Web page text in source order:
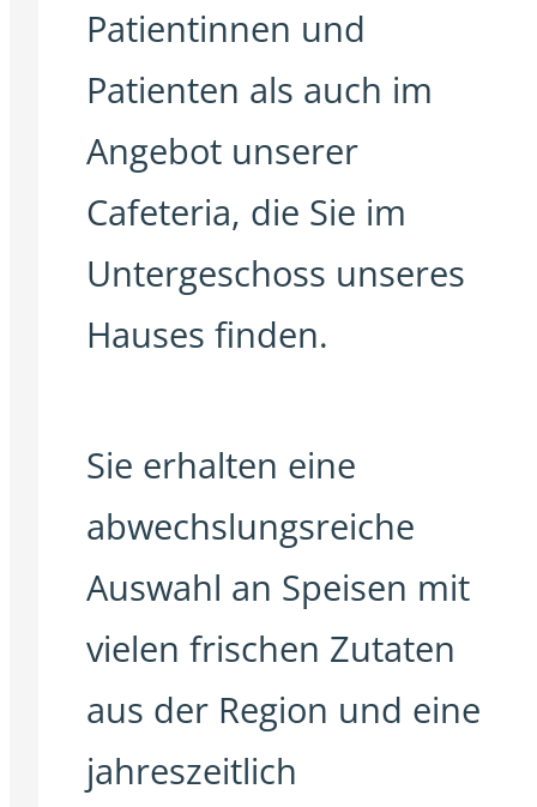
Patientinnen und
Patienten als auch im
Angebot unserer
Cafeteria, die Sie im
Untergeschoss unseres
Hauses finden.
Sie erhalten eine
abwechslungsreiche
Auswahl an Speisen mit
vielen frischen Zutaten
aus der Region und eine
jahreszeitlich